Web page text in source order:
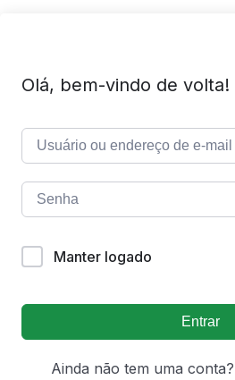
Olá, bem-vindo de volta!
Manter logado
Entrar
Ainda não tem uma conta?